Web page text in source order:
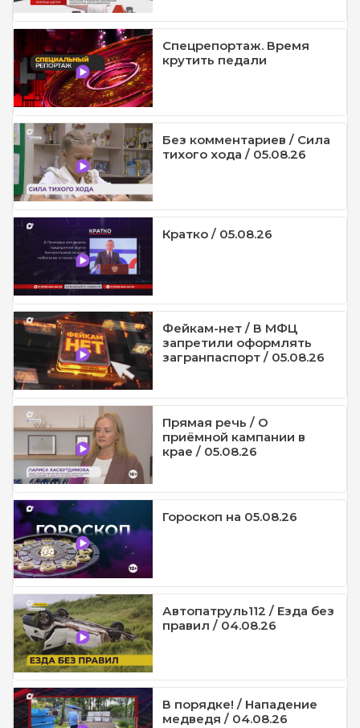
Спецрепортаж. Время
крутить педали
Без комментариев / Сила
тихого хода / 05.08.26
Кратко / 05.08.26
Фейкам-нет / В МФЦ
запретили оформлять
загранпаспорт / 05.08.26
Прямая речь / О
приёмной кампании в
крае / 05.08.26
Гороскоп на 05.08.26
Автопатруль112 / Езда без
правил / 04.08.26
В порядке! / Нападение
медведя / 04.08.26